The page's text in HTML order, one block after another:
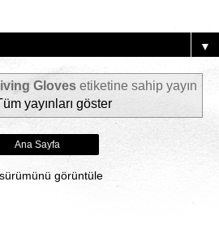
▼
Gloves etiketine sahip yayın
yayınları göster
Ana Sayfa
görüntüle